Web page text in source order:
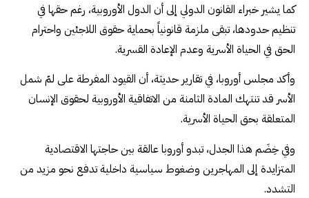
كما يشير خبراء القانون الدولي إلى أن الدول الأوروبية، رغم حقها في
تنظيم حدودها، تبقى ملزمة قانونياً بحماية حقوق اللاجئين واحترام
الحق في الحياة الأسرية وعدم الإعادة القسرية.
وأكد مجلس أوروبا، في تقارير حديثة، أن القيود المفرطة على لمّ شمل
الأسر قد تنتهك المادة الثامنة من الاتفاقية الأوروبية لحقوق الإنسان
المتعلقة بحق الحياة الأسرية.
وفي خِضَم هذا الجدل، تبدو أوروبا عالقة بين حاجتها الاقتصادية
المتزايدة إلى المهاجرين وضغوط سياسية داخلية تدفع نحو مزيد من
التشدد.